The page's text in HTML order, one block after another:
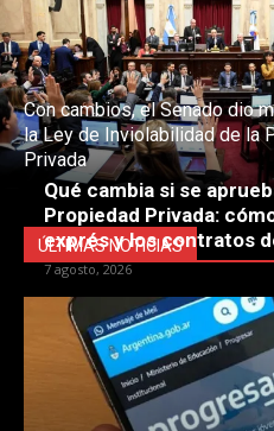
Con cambios, el Senado dio
la Ley de Inviolabilidad de la
Privada
ÚLTIMAS NOTICIAS
Qué cambia si se
Propiedad Privada:
exprés y los contratos
7 agosto, 2026